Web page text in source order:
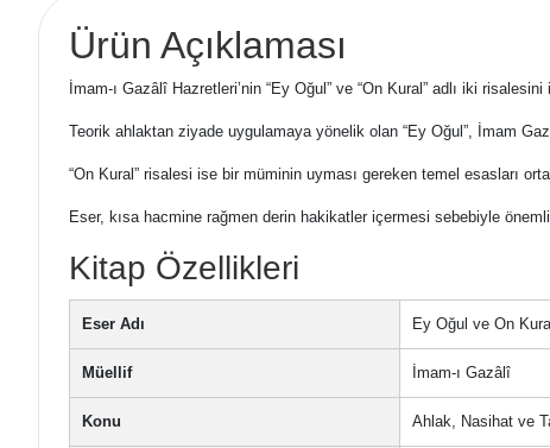
Ürün Açıklaması
İmam-ı Gazâlî Hazretleri’nin “Ey Oğul” ve “On Kural” adlı iki
Teorik ahlaktan ziyade uygulamaya yönelik olan “Ey Oğul”, İmam
“On Kural” risalesi ise bir müminin uyması gereken temel esasları
Eser, kısa hacmine rağmen derin hakikatler içermesi sebebiyle
Kitap Özellikleri
Eser Adı Ey Oğul ve On
Müellif İmam-ı Gazâlî
Konu Ahlak, Nasihat ve